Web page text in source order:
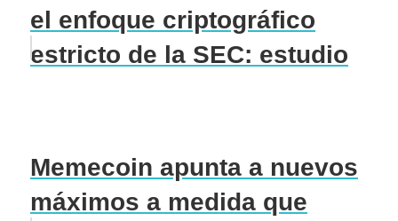
el enfoque criptográfico
estricto de la SEC: estudio
Memecoin apunta a nuevos
máximos a medida que